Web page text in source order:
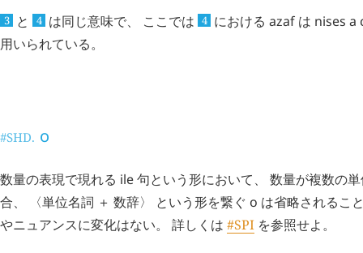
3 と 4 は同じ意味で、 ここでは 4 における azaf は nises a
用いられている。
#SHD. o
数量の表現で現れる ile句という形において、 数量が複数の
合、 〈単位名詞 ＋ 数辞〉 という形を繋ぐ o は省略されるこ
やニュアンスに変化はない。 詳しくは #SPI を参照せよ。